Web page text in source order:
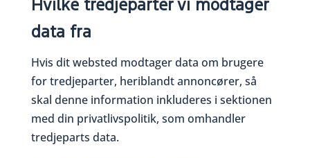
Hvilke tredjeparter vi modtager
data fra
Hvis dit websted modtager data om brugere
for tredjeparter, heriblandt annoncører, så
skal denne information inkluderes i sektionen
med din privatlivspolitik, som omhandler
tredjeparts data.